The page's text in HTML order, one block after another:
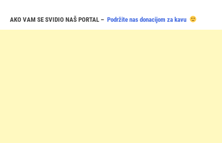
AKO VAM SE SVIDIO NAŠ PORTAL – Podržite nas donacijom za kavu